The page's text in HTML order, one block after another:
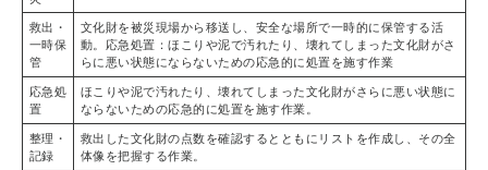
救出・
一時保
管
文化財を被災現場から移送し、安全な場所で一時的に保管する活
動。応急処置：ほこりや泥で汚れたり、壊れてしまった文化財がさ
らに悪い状態にならないための応急的に処置を施す作業
応急処
置
ほこりや泥で汚れたり、壊れてしまった文化財がさらに悪い状態に
ならないための応急的に処置を施す作業。
整理・
記録
救出した文化財の点数を確認するとともにリストを作成し、その全
体像を把握する作業。